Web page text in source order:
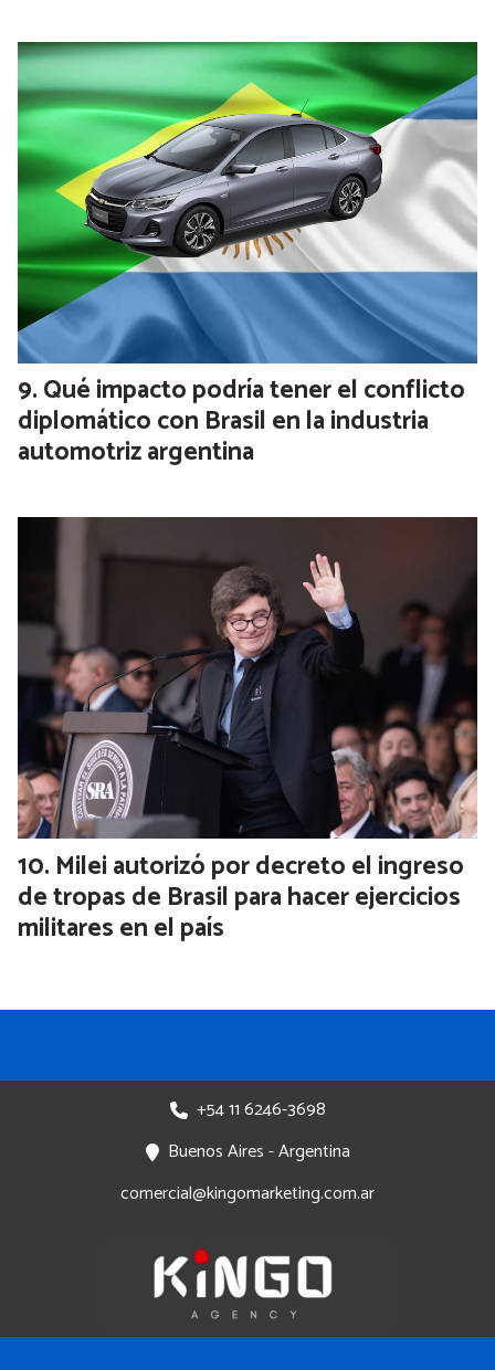
Qué impacto podría tener el conflicto
diplomático con Brasil en la industria
automotriz argentina
Milei autorizó por decreto el ingreso
de tropas de Brasil para hacer ejercicios
militares en el país
+54 11 6246-3698
Buenos Aires - Argentina
comercial@kingomarketing.com.ar